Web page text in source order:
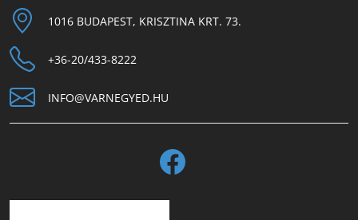
1016 BUDAPEST, KRISZTINA KRT. 73.
+36-20/433-8222
INFO@VARNEGYED.HU